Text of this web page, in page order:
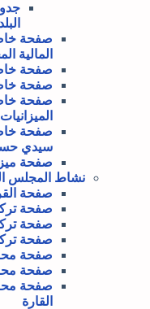
صفحة
المالية
صفحة
صفحة
صفحة
الميزانيات
صفحة
سيدي
صفحة
نشاط المجلس
صفحة
صفحة
صفحة
صفحة
صفحة
صفحة
صفحة
القارة